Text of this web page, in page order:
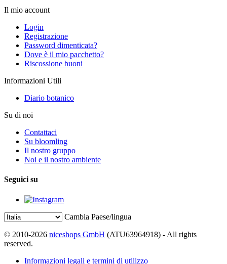
Il mio account
Login
Registrazione
Password dimenticata?
Dove è il mio pacchetto?
Riscossione buoni
Informazioni Utili
Diario botanico
Su di noi
Contattaci
Su bloomling
Il nostro gruppo
Noi e il nostro ambiente
Seguici su
Cambia Paese/lingua
© 2010-2026 niceshops GmbH (ATU63964918) - All rights
reserved.
Informazioni legali e termini di utilizzo